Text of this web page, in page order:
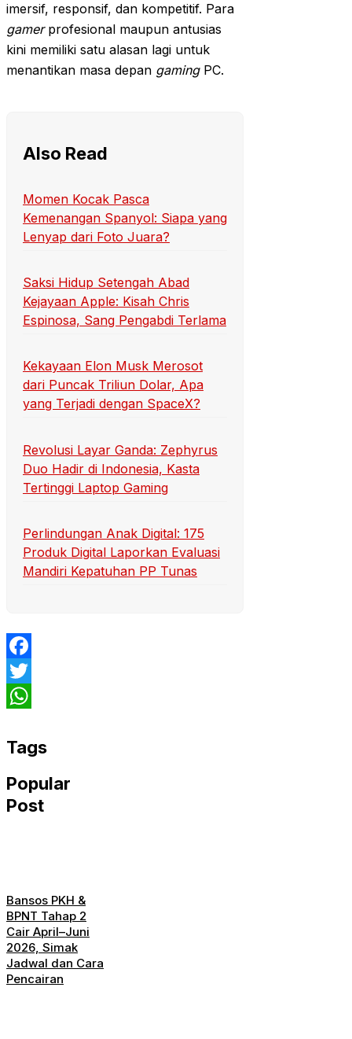
imersif, responsif, dan kompetitif. Para
gamerprofesional maupun antusias
kini memiliki satu alasan lagi untuk
menantikan masa depan gamingPC.
Also Read
Momen Kocak Pasca
Kemenangan Spanyol: Siapa yang
Lenyap dari Foto Juara?
Saksi Hidup Setengah Abad
Kejayaan Apple: Kisah Chris
Espinosa, Sang Pengabdi Terlama
Kekayaan Elon Musk Merosot
dari Puncak Triliun Dolar, Apa
yang Terjadi dengan SpaceX?
Revolusi Layar Ganda: Zephyrus
Duo Hadir di Indonesia, Kasta
Tertinggi Laptop Gaming
Perlindungan Anak Digital: 175
Produk Digital Laporkan Evaluasi
Mandiri Kepatuhan PP Tunas
Facebook
Twitter
Tags
Popular
Post
Bansos PKH &
BPNT Tahap 2
Cair April–Juni
2026, Simak
Jadwal dan Cara
Pencairan